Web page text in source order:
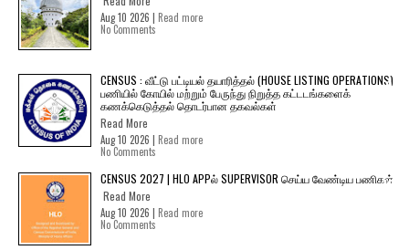
Aug 10 2026 | Read more
No Comments
CENSUS : வீட்டு பட்டியல் தயாரித்தல் (HOUSE LISTING OPERATIONS)
பணியில் கோயில் மற்றும் பேருந்து நிறுத்த கட்டடங்களைக்
கணக்கெடுத்தல் தொடர்பான தகவல்கள்
Read More
Aug 10 2026 | Read more
No Comments
CENSUS 2027 | HLO APPல் SUPERVISOR செய்ய வேண்டிய பணிகள்
Read More
Aug 10 2026 | Read more
No Comments